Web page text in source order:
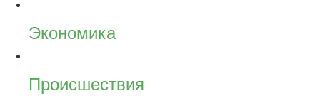
Экономика
Происшествия